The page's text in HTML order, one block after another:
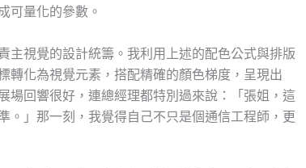
可量化的參數。
主視覺的設計統籌。我利用上述的配色公式與排版
轉化為視覺元素，搭配精確的顏色梯度，呈現出
場回響很好，連總經理都特別過來說：「張姐，這
。」那一刻，我覺得自己不只是個通信工程師，更